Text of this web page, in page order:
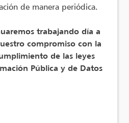
de manera periódica.
trabajando día a
compromiso con la
de las leyes
Pública y de Datos